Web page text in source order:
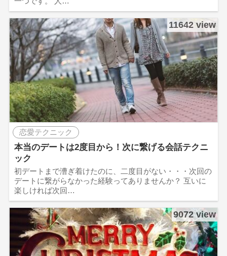
11642 view
恋愛テクニック
本当のデートは2度目から！次に繋げる会話テクニ
ック
初デートまで漕ぎ着けたのに、二度目がない・・・次回の
デートに繋がらなかった経験ってありませんか？ 互いに
楽しければ次回…
9072 view